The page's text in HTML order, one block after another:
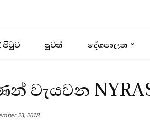
පිටුව පුවත් දේශපාලන
වැයවන
23, 2018